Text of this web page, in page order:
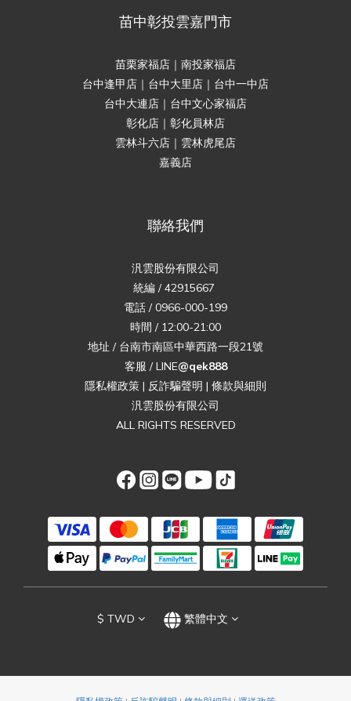
苗中彰投雲嘉門市
苗栗家福店｜南投家福店
台中逢甲店｜台中大里店｜台中一中店
台中大連店｜台中文心家福店
彰化店｜彰化員林店
雲林斗六店｜雲林虎尾店
嘉義店
聯絡我們
汎雲股份有限公司
統編 / 42915667
電話 / 0966-000-199
時間 / 12:00-21:00
地址 / 台南市南區中華西路一段21號
客服 / LINE@qek888
隱私權政策 | 反詐騙聲明 | 條款與細則
汎雲股份有限公司
ALL RIGHTS RESERVED
$ TWD 繁體中文